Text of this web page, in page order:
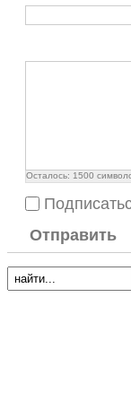
Осталось: 1500
Отправить